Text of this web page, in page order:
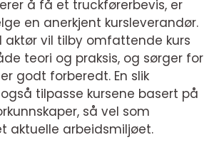
å få et truckførerbevis, er
en anerkjent kursleverandør.
aktør vil tilby omfattende kurs
teori og praksis, og sørger for
godt forberedt. En slik
tilpasse kursene basert på
så vel som
aktuelle arbeidsmiljøet.